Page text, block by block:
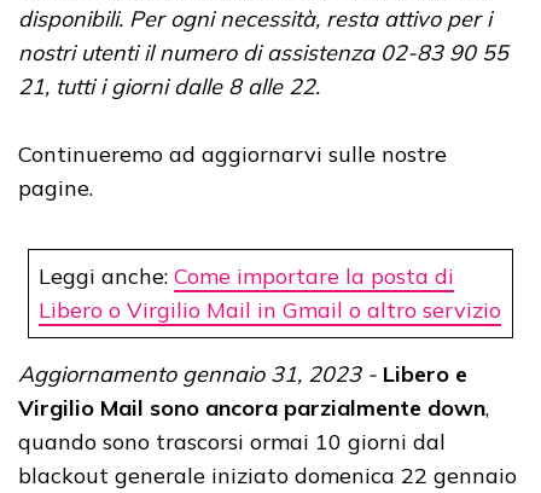
disponibili. Per ogni necessità, resta attivo per i
nostri utenti il numero di assistenza 02-83 90 55
21, tutti i giorni dalle 8 alle 22.
Continueremo ad aggiornarvi sulle nostre
pagine.
Leggi anche: Come importare la posta di
Libero o Virgilio Mail in Gmail o altro servizio
Aggiornamento gennaio 31, 2023 - Libero e
Virgilio Mail sono ancora parzialmente down,
quando sono trascorsi ormai 10 giorni dal
blackout generale iniziato domenica 22 gennaio